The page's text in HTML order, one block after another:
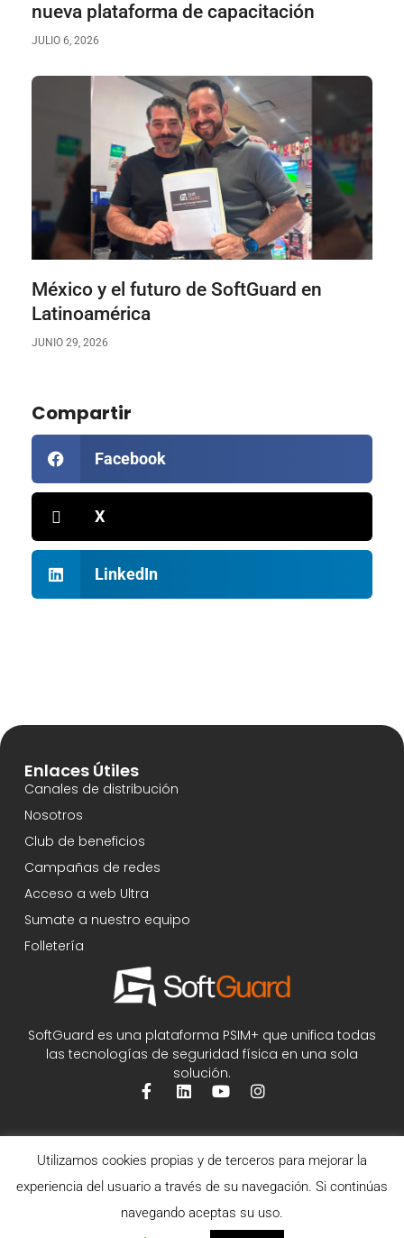
nueva plataforma de capacitación
JULIO 6, 2026
México y el futuro de SoftGuard en
Latinoamérica
JUNIO 29, 2026
Compartir
Facebook
X
LinkedIn
SoftGuard es una plataforma PSIM+ que unifica todas
las tecnologías de seguridad física en una sola
solución.
Enlaces Útiles
Canales de distribución
Nosotros
Club de beneficios
Campañas de redes
Acceso a web Ultra
Sumate a nuestro equipo
Folletería
Utilizamos cookies propias y de terceros para mejorar la
experiencia del usuario a través de su navegación. Si continúas
navegando aceptas su uso.